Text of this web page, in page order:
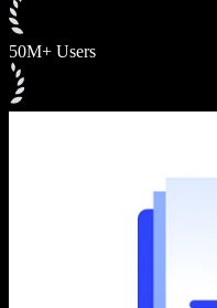
50M+ Users